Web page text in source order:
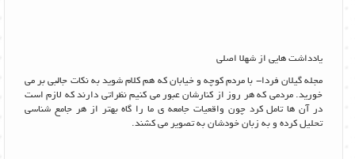
یادداشت هایی از شهلا اصلی
مجله گیلان فردا- با مردم کوچه و خیابان که هم کلام شوید به نکات جالبی بر می
خورید. مردمی که هر روز از کنارشان عبور می کنیم نظراتی دارند که لازم است
در آن ها تامل کرد چون واقعیات جامعه ی ما را گاه بهتر از هر جامع شناسی
تحلیل کرده و به زبان خودشان به تصویر می کشند.